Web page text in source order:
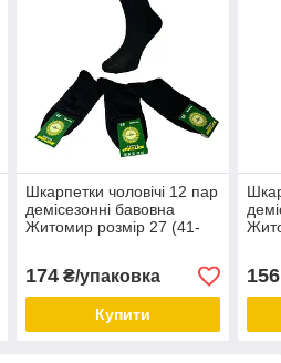
Шкарпетки чоловічі 12 пар
демісезонні бавовна
Житомир розмір 27 (41-
174₴/упаковка
Купити
156